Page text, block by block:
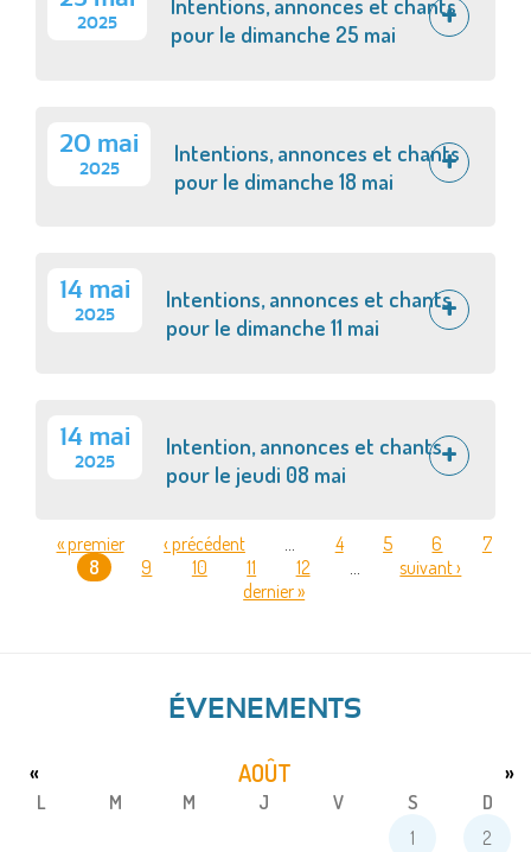
2025
Intentions, annonces et chants
pour le dimanche 25 mai
20 mai
2025
Intentions, annonces et chants
pour le dimanche 18 mai
14 mai
2025
Intentions, annonces et chants
pour le dimanche 11 mai
14 mai
2025
Intention, annonces et chants
pour le jeudi 08 mai
PAGES
« premier ‹ précédent … 4 5 6
7
8
9 10 11 12 …
suivant ›
dernier »
ÉVENEMENTS
AOÛT
« »
L M M J V S
D
1
2